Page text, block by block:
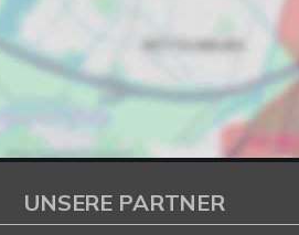
UNSERE PARTNER